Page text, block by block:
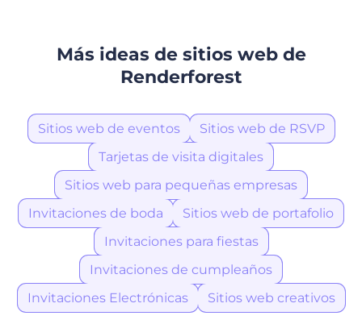
Más ideas de sitios web de
Renderforest
Sitios web de eventos
Sitios web de RSVP
Tarjetas de visita digitales
Sitios web para pequeñas empresas
Invitaciones de boda
Sitios web de portafolio
Invitaciones para fiestas
Invitaciones de cumpleaños
Invitaciones Electrónicas
Sitios web creativos